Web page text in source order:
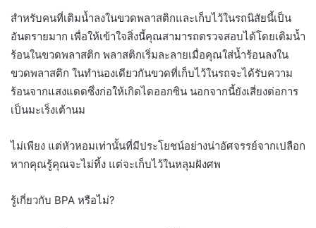
สำหรับคนที่เติมน้ำลงในขวดพลาสติกและเก็บไว้ในรถนิสัยนี้เป็น
อันตรายมาก เพื่อให้เข้าใจสิ่งนี้คุณสามารถตรวจสอบได้โดยเติมน้ำ
ร้อนในขวดพลาสติก พลาสติกเริ่มละลายเมื่อคุณใส่น้ำร้อนลงใน
ขวดพลาสติก ในทำนองเดียวกันขวดที่เก็บไว้ในรถจะได้รับความ
ร้อนจากแสงแดดซึ่งก่อให้เกิดไดออกซิน นอกจากนี้ยังเสี่ยงต่อการ
เป็นมะเร็งเต้านม
ไม่เพียง แต่หัวหอมเท่านั้นที่มีประโยชน์อย่างน่าอัศจรรย์จากเปลือก
หากคุณรู้คุณจะไม่ทิ้ง แต่จะเก็บไว้ในหลุมฝังศพ
รู้เกี่ยวกับ BPA หรือไม่?